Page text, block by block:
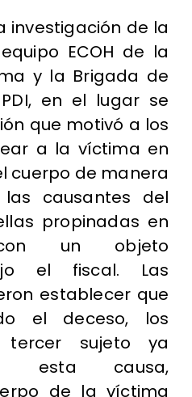
investigación de la
ECOH de la
y la Brigada de
en el lugar se
que motivó a los
a la víctima en
cuerpo de manera
causantes del
propinadas en
un objeto
el fiscal. Las
establecer que
el deceso, los
sujeto ya
esta causa,
de la víctima